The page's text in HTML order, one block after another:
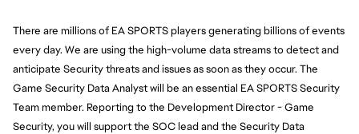
There are millions of EA SPORTS players generating billions of events
every day. We are using the high-volume data streams to detect and
anticipate Security threats and issues as soon as they occur. The
Game Security Data Analyst will be an essential EA SPORTS Security
Team member. Reporting to the Development Director - Game
Security, you will support the SOC lead and the Security Data